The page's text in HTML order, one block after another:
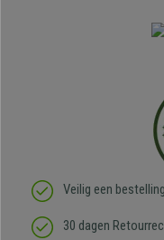
Veilig een
30 dagen